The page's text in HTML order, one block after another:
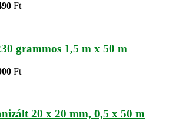
Ft
grammos 1,5 m x 50 m
Ft
20 x 20 mm, 0,5 x 50 m